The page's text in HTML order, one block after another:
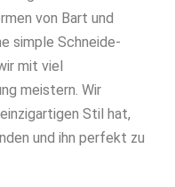
von Bart und
simple Schneide-
mit viel
meistern. Wir
Stil hat,
und ihn perfekt zu